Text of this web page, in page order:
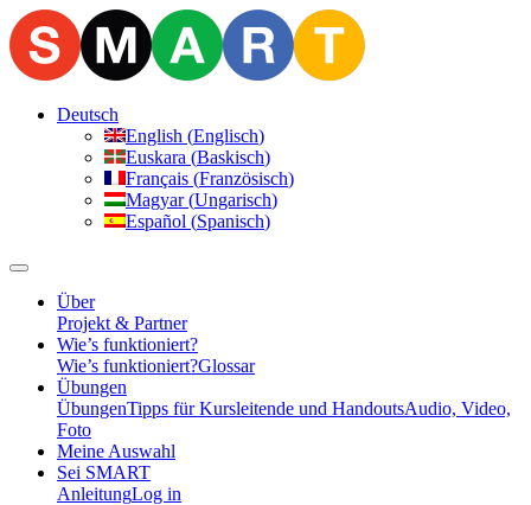
Deutsch
English (Englisch)
Euskara (Baskisch)
Français (Französisch)
Magyar(Ungarisch)
Español (Spanisch)
Über
Projekt & Partner
Wie’s funktioniert?
Wie’s funktioniert?Glossar
Übungen
ÜbungenTipps für Kursleitende und HandoutsAudio, Video,
Foto
Meine Auswahl
Sei SMART
AnleitungLog in